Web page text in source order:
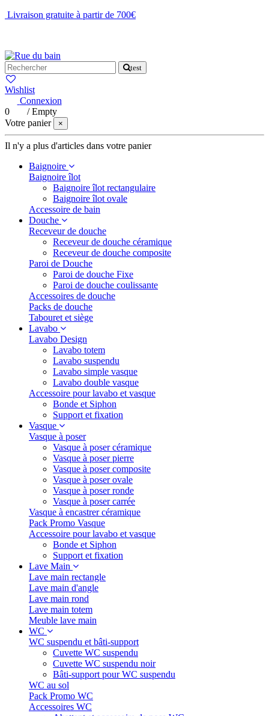
Livraison gratuite à partir de 700€
test
Wishlist
Connexion
0
/Empty
Votre panier
×
Il n'y a plus d'articles dans votre panier
Baignoire
Baignoire îlot
Baignoire îlot rectangulaire
Baignoire îlot ovale
Accessoire de bain
Douche
Receveur de douche
Receveur de douche céramique
Receveur de douche composite
Paroi de Douche
Paroi de douche Fixe
Paroi de douche coulissante
Accessoires de douche
Packs de douche
Tabouret et siège
Lavabo
Lavabo Design
Lavabo totem
Lavabo suspendu
Lavabo simple vasque
Lavabo double vasque
Accessoire pour lavabo et vasque
Bonde et Siphon
Support et fixation
Vasque
Vasque à poser
Vasque à poser céramique
Vasque à poser pierre
Vasque à poser composite
Vasque à poser ovale
Vasque à poser ronde
Vasque à poser carrée
Vasque à encastrer céramique
Pack Promo Vasque
Accessoire pour lavabo et vasque
Bonde et Siphon
Support et fixation
Lave Main
Lave main rectangle
Lave main d'angle
Lave main rond
Lave main totem
Meuble lave main
WC
WC suspendu et bâti-support
Cuvette WC suspendu
Cuvette WC suspendu noir
Bâti-support pour WC suspendu
WC au sol
Pack Promo WC
Accessoires WC